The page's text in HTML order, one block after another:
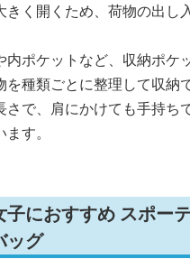
きく開くため、荷物の出し
内ポケットなど、収納ポケ
種類ごとに整理して収納
さで、肩にかけても手持ち
す。
子におすすめ スポー
ッグ